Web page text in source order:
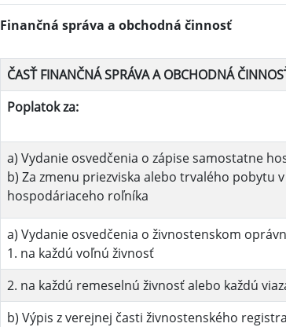
Finančná správa a obchodná činnosť
ČASŤ FINANČNÁ SPRÁVA A OBCHODNÁ
Poplatok za:
a) Vydanie osvedčenia o zápise samostatne
b) Za zmenu priezviska alebo trvalého pobytu
hospodáriaceho roľníka
a) Vydanie osvedčenia o živnostenskom
1. na každú voľnú živnosť
2. na každú remeselnú živnosť alebo každú
b) Výpis z verejnej časti živnostenského